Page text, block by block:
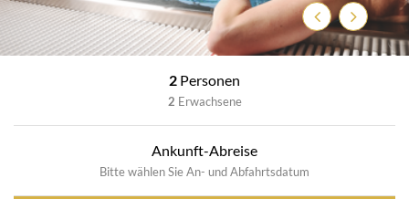
ZurückWeiter
2 Personen
2 Erwachsene
Ankunft-Abreise
Bitte wählen Sie An- und Abfahrtsdatum